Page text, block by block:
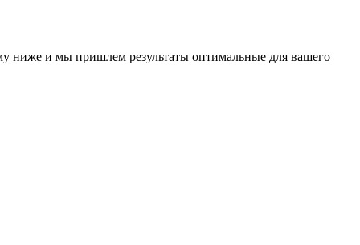
ниже и мы пришлем результаты оптимальные для вашего